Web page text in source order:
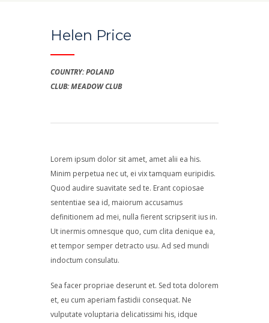
Helen Price
COUNTRY: POLAND
CLUB: MEADOW CLUB
Lorem ipsum dolor sit amet, amet alii ea his.
Minim perpetua nec ut, ei vix tamquam euripidis.
Quod audire suavitate sed te. Erant copiosae
sententiae sea id, maiorum accusamus
definitionem ad mei, nulla fierent scripserit ius in.
Ut inermis omnesque quo, cum clita denique ea,
et tempor semper detracto usu. Ad sed mundi
indoctum consulatu.
Sea facer propriae deserunt et. Sed tota dolorem
et, eu cum aperiam fastidii consequat. Ne
vulputate voluptaria delicatissimi his, idque